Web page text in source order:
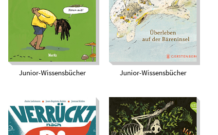
Handbuch der
Beobachtologie
Junior-Wissensbücher
Bäreninsel
Junior-Wissensbücher